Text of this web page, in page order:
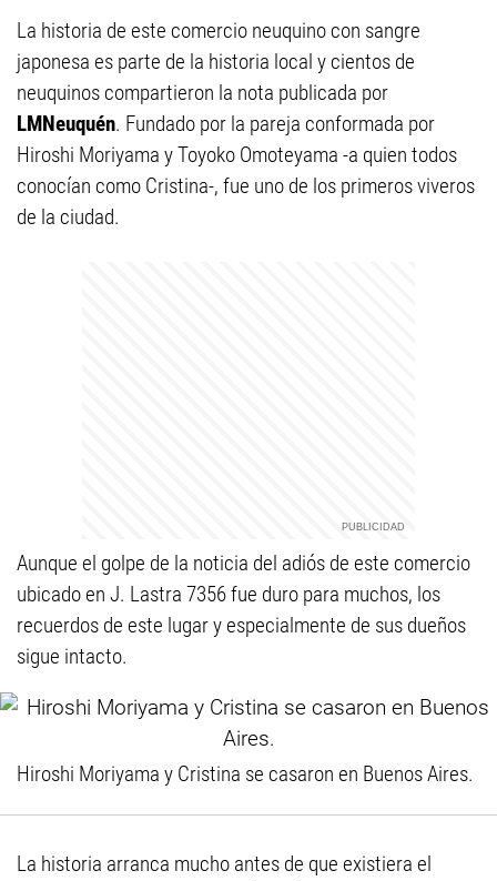
La historia de este comercio neuquino con sangre
japonesa es parte de la historia local y cientos de
neuquinos compartieron la nota publicada por
LMNeuquén. Fundado por la pareja conformada por
Hiroshi Moriyama y Toyoko Omoteyama -a quien todos
conocían como Cristina-, fue uno de los primeros viveros
de la ciudad.
Aunque el golpe de la noticia del adiós de este comercio
ubicado en J. Lastra 7356 fue duro para muchos, los
recuerdos de este lugar y especialmente de sus dueños
sigue intacto.
Hiroshi Moriyama y Cristina se casaron en Buenos Aires.
La historia arranca mucho antes de que existiera el